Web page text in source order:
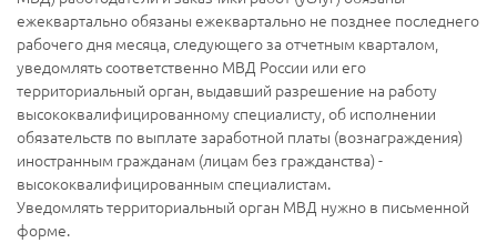
ежеквартально обязаны ежеквартально не позднее последнего
рабочего дня месяца, следующего за отчетным кварталом,
уведомлять соответственно МВД России или его
территориальный орган, выдавший разрешение на работу
высококвалифицированному специалисту, об исполнении
обязательств по выплате заработной платы (вознаграждения)
иностранным гражданам (лицам без гражданства) -
высококвалифицированным специалистам.
Уведомлять территориальный орган МВД нужно в письменной
форме.